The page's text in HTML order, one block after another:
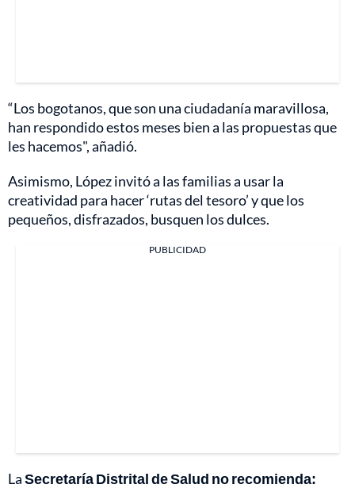
“Los bogotanos, que son una ciudadanía maravillosa,
han respondido estos meses bien a las propuestas que
les hacemos", añadió.
Asimismo, López invitó a las familias a usar la
creatividad para hacer ‘rutas del tesoro’ y que los
pequeños, disfrazados, busquen los dulces.
PUBLICIDAD
LaSecretaría Distrital de Salud no recomienda: